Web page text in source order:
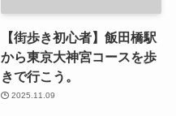
【街歩き初心者】飯田橋駅
から東京大神宮コースを歩
きで行こう。
2025.11.09